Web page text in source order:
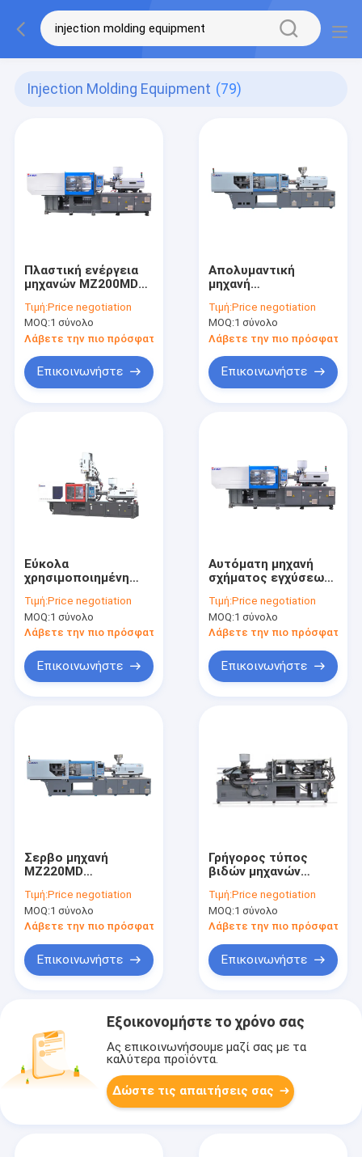
Injection Molding Equipment (79)
Πλαστική ενέργεια
μηχανών MZ200MD
εγχύσεων αντλιών
λοσιόν - CE
αποταμίευσης ISO
Τιμή:Price negotiation
MOQ:1 σύνολο
Λάβετε την πιο πρόσφατη τιμή
Επικοινωνήστε
Απολυμαντική
μηχανή
εγχύσεων
μπουκαλιών
πλαστική
Τιμή:Price negotiation
MOQ:1 σύνολο
Λάβετε την πιο πρόσφατη
Επικοινωνήστε
Εύκολα
χρησιμοποιημένη
σχηματοποίησης
εγχύσεων
χαμηλότερου
ενέργεια 20
αποταμίευσης - 80%
Τιμή:Price negotiation
MOQ:1 σύνολο
Λάβετε την πιο πρόσφατη τιμή
Επικοινωνήστε
Αυτόματη μηχανή
σχήματος εγχύσεων
μεγάλη σταθερή
εργασία μηχανών
σχηματοποίησης
Τιμή:Price negotiation
MOQ:1 σύνολο
Λάβετε την πιο πρόσφατη
Επικοινωνήστε
Σερβο μηχανή
MZ220MD
εγχύσεων τύπων
πλαστική για τις
πλαστικές
Τιμή:Price negotiation
MOQ:1 σύνολο
Λάβετε την πιο πρόσφατη τιμή
Επικοινωνήστε
Γρήγορος τύπος
βιδών μηχανών
εγχύσεων
υψηλότερης
ακρίβειας που
τρόπο
Τιμή:Price negotiation
MOQ:1 σύνολο
Λάβετε την πιο πρόσφατη
Επικοινωνήστε
Εξοικονομήστε το χρόνο σας
Ας επικοινωνήσουμε μαζί σας με τα
καλύτερα προϊόντα.
Δώστε τις απαιτήσεις σας